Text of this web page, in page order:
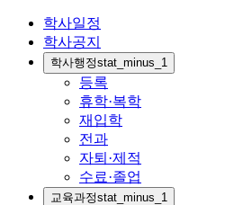
학사일정
학사공지
학사행정stat_minus_1
등록
휴학·복학
재입학
전과
자퇴·제적
수료·졸업
교육과정stat_minus_1